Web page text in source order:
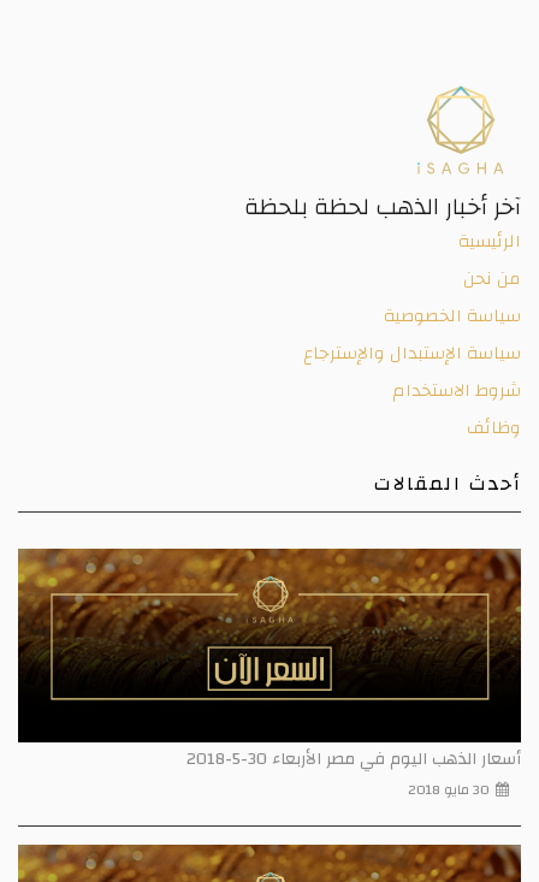
آخر أخبار الذهب لحظة بلحظة
الرئيسية
من نحن
سياسة الخصوصية
سياسة الإستبدال والإسترجاع
شروط الاستخدام
وظائف
أحدث المقالات
أسعار الذهب اليوم في مصر الأربعاء 30-5-2018
30 مايو 2018